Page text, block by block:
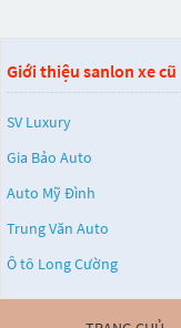
Giới thiệu sanlon xe cũ
SV Luxury
Gia Bảo Auto
Auto Mỹ Đình
Trung Văn Auto
Ô tô Long Cường